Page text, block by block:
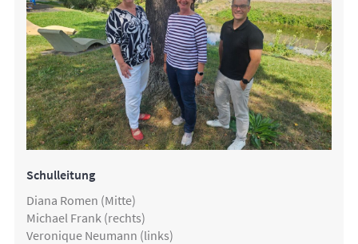
Schulleitung
Diana Romen (Mitte)
Michael Frank (rechts)
Veronique Neumann (links)